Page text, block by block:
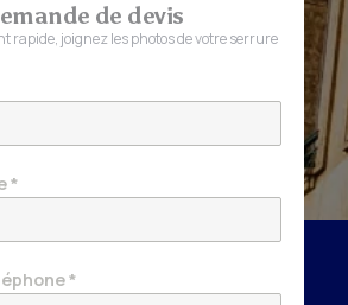
de devis
rapide, joignez les photos de votre serrure
*
*